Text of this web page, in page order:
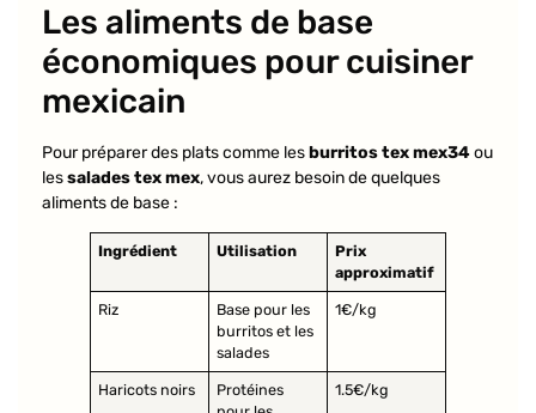
Les aliments de base
économiques pour cuisiner
mexicain
Pour préparer des plats comme lesburritos tex mex34ou
lessalades tex mex, vous aurez besoin de quelques
aliments de base :
Ingrédient Utilisation
Prix
approximatif
Riz
Base pour les
burritos et les
salades
1€/kg
Haricots noirs
Protéines
1.5€/kg